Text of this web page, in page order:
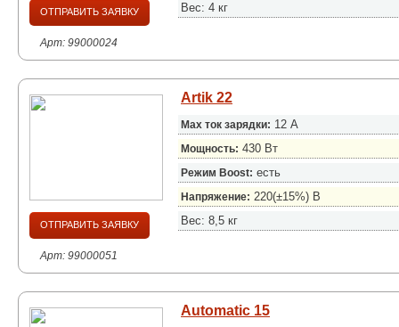
ОТПРАВИТЬ ЗАЯВКУ
Арт: 99000024
Вес: 4 кг
ОТПРАВИТЬ ЗАЯВКУ
Арт: 99000051
Artik 22
Max ток зарядки: 12 А
Мощность: 430 Вт
Режим Boost: есть
Напряжение: 220(±15%) B
Вес: 8,5 кг
Automatic 15